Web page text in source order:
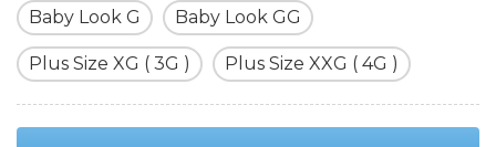
Baby Look G Baby Look GG
Plus Size XG ( 3G ) Plus Size XXG ( 4G )